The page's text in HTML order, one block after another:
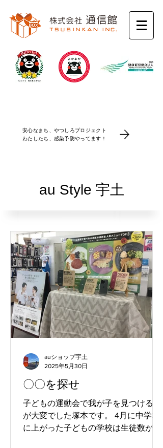
安心なまち、やつしろプロジェクト
​わたしたち、感染予防やってます！
au Style 宇土
〇〇を探せ
子どもの運動会で我が子を見つけるの
が大変でした塚本です。 4月に中学校
に上がった子どもの学校は生徒数が多
auショップ宇土
2025年5月30日